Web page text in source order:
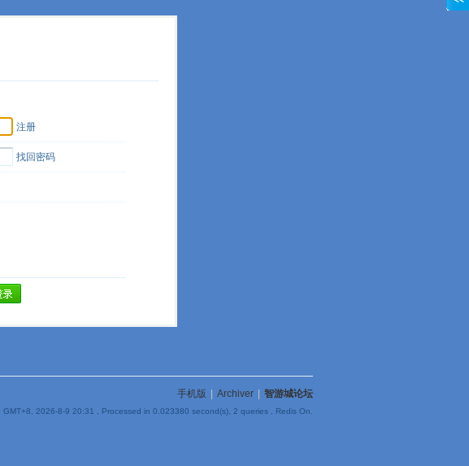
注册
找回密码
手机版 Archiver 智游城论坛
GMT+8, 2026-8-9 20:31 , Processed in 0.023380 second(s), 2 queries , Redis On.